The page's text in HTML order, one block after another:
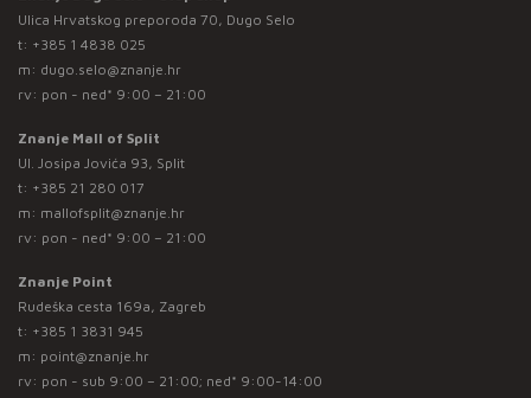
Ulica Hrvatskog preporoda 70, Dugo Selo
t: +385 1 4838 025
m: dugo.selo@znanje.hr
rv: pon - ned* 9:00 – 21:00
Znanje Mall of Split
Ul. Josipa Jovića 93, Split
t: +385 21 280 017
m: mallofsplit@znanje.hr
rv: pon - ned* 9:00 – 21:00
Znanje Point
Rudeška cesta 169a, Zagreb
t: +385 1 3831 945
m: point@znanje.hr
rv: pon - sub 9:00 – 21:00; ned* 9:00-14:00